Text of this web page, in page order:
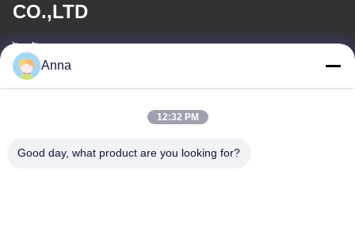
CO.,LTD
ই-মেইল
Anna
12:32 PM
Good day, what product are you looking for?